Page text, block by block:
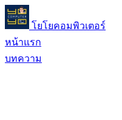
โยโยคอมพิวเตอร์
หน้าแรก
บทความ